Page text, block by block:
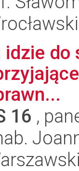
idzie do
16 ,